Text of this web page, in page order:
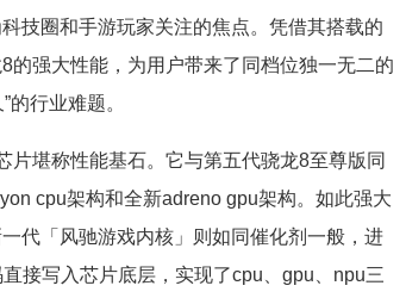
技圈和手游玩家关注的焦点。凭借其搭载的
的强大性能，为用户带来了同档位独一无二的
行业难题。
片堪称性能基石。它与第五代骁龙8至尊版同
cpu架构和全新adreno gpu架构。如此强大
代「风驰游戏内核」则如同催化剂一般，进
接写入芯片底层，实现了cpu、gpu、npu三